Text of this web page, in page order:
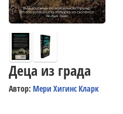
Деца из града
Автор: Мери Хигинс Кларк